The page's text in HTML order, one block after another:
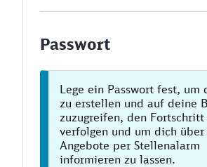
Passwort
Lege ein Passwort fest, um
zu erstellen und auf deine
zuzugreifen, den Fortschritt
verfolgen und um dich über
Angebote per Stellenalarm
informieren zu lassen.